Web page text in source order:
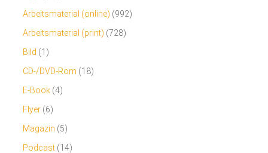
Arbeitsmaterial (online) (992)
Arbeitsmaterial (print) (728)
Bild (1)
CD-/DVD-Rom (18)
E-Book (4)
Flyer (6)
Magazin (5)
Podcast (14)